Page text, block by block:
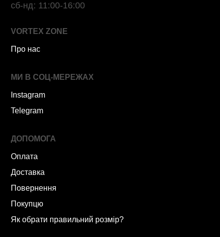
сб-нд: 11:00-16:00
VORTEX ZONE
Про нас
МИ В СОЦ-МЕРЕЖАХ
Instagram
Telegram
ДОПОМОГА
Оплата
Доставка
Повернення
Покупцю
Як обрати правильний розмір?